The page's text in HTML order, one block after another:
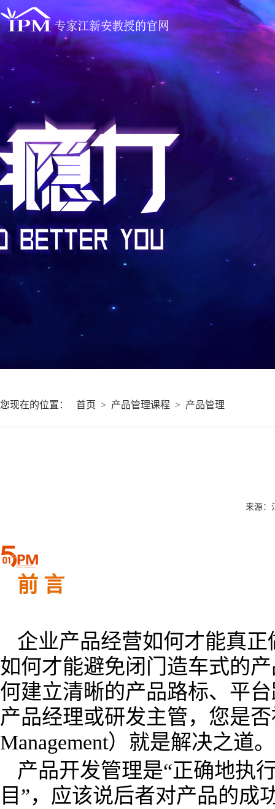
您现在的位置： 首页 > 产品管理课程 > 产品管理
来源：
前 言
企业产品经营如何才能真
如何才能避免闭门造车式的
何建立清晰的产品路标、平
产品经理或研发主管，您是
Management）就是解决之道。
产品开发管理是“正确地执
目”，应该说后者对产品的成